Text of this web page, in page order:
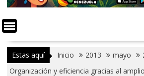
Estas aquí Inicio 2013 mayo
Organización y eficiencia gracias al